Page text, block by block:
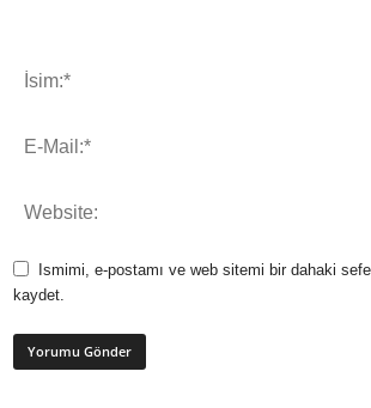
Ismimi, e-postamı ve web sitemi bir dahaki
kaydet.